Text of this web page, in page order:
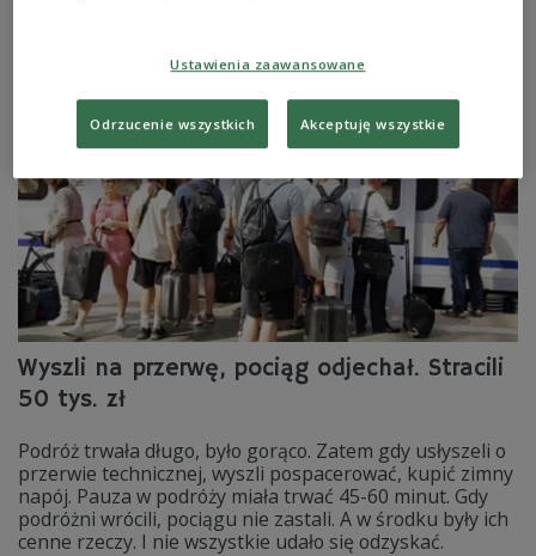
Zobacz więcej na temat:kolej pociągi
Wyszli na przerwę, pociąg odjechał. Stracili
50 tys. zł
Podróż trwała długo, było gorąco. Zatem gdy usłyszeli o
przerwie technicznej, wyszli pospacerować, kupić zimny
napój. Pauza w podróży miała trwać 45-60 minut. Gdy
podróżni wrócili, pociągu nie zastali. A w środku były ich
cenne rzeczy. I nie wszystkie udało się odzyskać.
Ustawienia zaawansowane
Odrzucenie wszystkich Akceptuję wszystkie